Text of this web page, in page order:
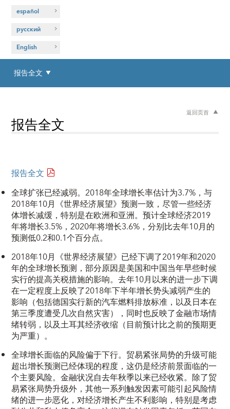
español
русский
English
报告全文
返回页首
报告全文
报告全文
全球扩张已经减弱。2018年全球增长率估计为3.7%，与
2018年10月《世界经济展望》预测一致，尽管一些经济
体增长减缓，特别是在欧洲和亚洲。预计全球经济2019
年将增长3.5%，2020年将增长3.6%，分别比去年10月的
预测低0.2和0.1个百分点。
2018年10月《世界经济展望》已经下调了2019年和2020
年的全球增长预测，部分原因是美国和中国当年早些时候
实行的提高关税措施的影响。去年10月以来的进一步下调
在一定程度上反映了2018年下半年增长势头减弱产生的
影响（包括德国实行新的汽车燃料排放标准，以及日本在
第三季度遭受几次自然灾害），同时也反映了金融市场情
绪转弱，以及土耳其经济收缩（目前预计比之前的预期更
为严重）。
全球增长面临的风险偏于下行。贸易紧张局势的升级可能
超出增长预测已经体现的程度，这仍是经济前景面临的一
个主要风险。金融状况自去年秋季以来已经收紧。除了贸
易紧张局势升级外，其他一系列触发因素可能引起风险情
绪的进一步恶化，对经济增长产生不利影响，特别是考虑